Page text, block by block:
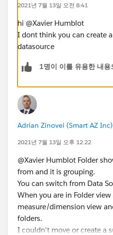
2021년 7월 13일 오전 8:41
hi @Xavier Humblot​
I dont think you can create
datasource
1명이 이를 유용한 내용
Adrian Zinovei (Smart AZ Inc)
2021년 7월 13일 오후 12:22
@Xavier Humblot​ Folder
from and it is grouping.
You can switch from Data
When you are in Folder
measure/dimension view
folders.
I couldn't move or create a